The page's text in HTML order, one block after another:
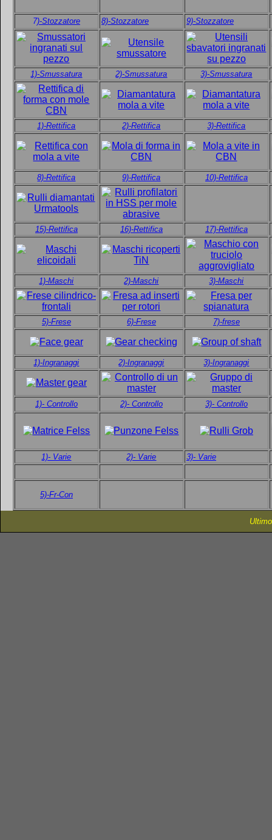
7)-Stozzatore 8)-Stozzatore 9)-Stozzatore
1)-Smussatura 2)-Smussatura 3)-Smussatura
1)-Rettifica 2)-Rettifica 3)-Rettifica
8)-Rettifica 9)-Rettifica 10)-Rettifica
15)-Rettifica 16)-Rettifica 17)-Rettifica
1)-Maschi 2)-Maschi 3)-Maschi
5)-Frese 6)-Frese 7)-frese
1)-Ingranaggi 2)-Ingranaggi 3)-Ingranaggi
1)- Controllo 2)- Controllo 3)- Controllo
1)- Varie 2)- Varie 3)- Varie
5)-Fr-Con